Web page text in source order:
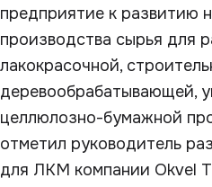
предприятие к развитию
производства сырья для
лакокрасочной,
деревообрабатывающей,
целлюлозно-бумажной
отметил руководитель
для ЛКМ компании Okvel